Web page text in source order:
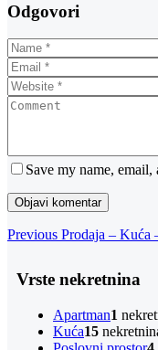
Odgovori
Save my name,
Navigacija
Previous
Previous Prodaja – Kuća
Vrste nekretnina
Apartman1
Kuća15